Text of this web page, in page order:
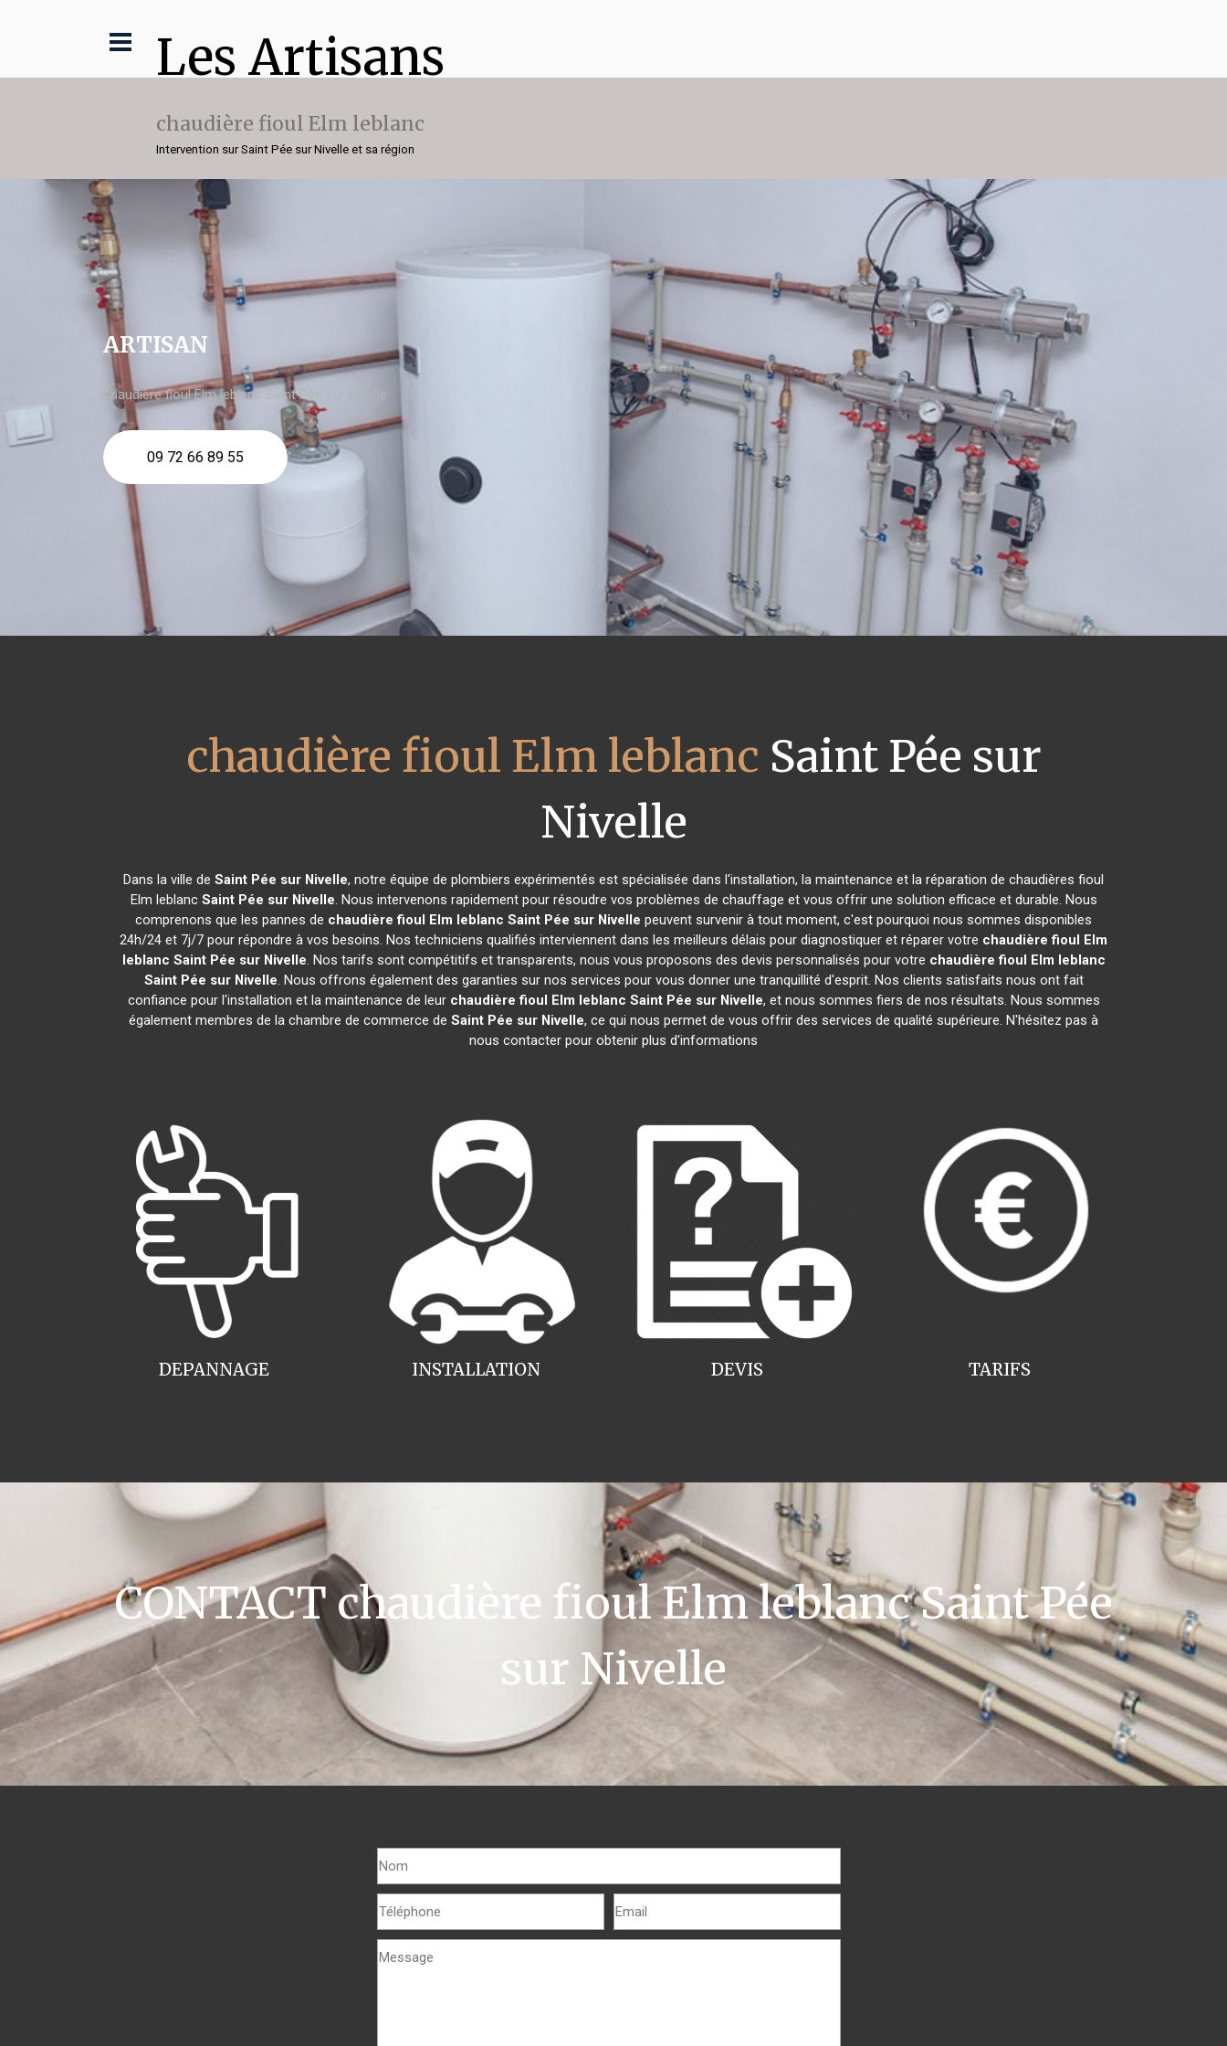
Les Artisans
chaudière fioul Elm leblanc
Intervention sur Saint Pée sur Nivelle et sa région
ARTISAN
chaudière fioul Elm leblanc Saint Pée sur Nivelle
09 72 66 89 55
chaudière fioul Elm leblanc Saint Pée sur
Nivelle
Dans la ville de Saint Pée sur Nivelle, notre équipe de plombiers expérimentés est spécialisée dans l'installation, la maintenance et la réparation de chaudières fioul
Elm leblanc Saint Pée sur Nivelle. Nous intervenons rapidement pour résoudre vos problèmes de chauffage et vous offrir une solution efficace et durable. Nous
comprenons que les pannes de chaudière fioul Elm leblanc Saint Pée sur Nivelle peuvent survenir à tout moment, c'est pourquoi nous sommes disponibles
24h/24 et 7j/7 pour répondre à vos besoins. Nos techniciens qualifiés interviennent dans les meilleurs délais pour diagnostiquer et réparer votre chaudière fioul Elm
leblanc Saint Pée sur Nivelle. Nos tarifs sont compétitifs et transparents, nous vous proposons des devis personnalisés pour votre chaudière fioul Elm leblanc
Saint Pée sur Nivelle. Nous offrons également des garanties sur nos services pour vous donner une tranquillité d'esprit. Nos clients satisfaits nous ont fait
confiance pour l'installation et la maintenance de leur chaudière fioul Elm leblanc Saint Pée sur Nivelle, et nous sommes fiers de nos résultats. Nous sommes
également membres de la chambre de commerce de Saint Pée sur Nivelle, ce qui nous permet de vous offrir des services de qualité supérieure. N'hésitez pas à
nous contacter pour obtenir plus d'informations
INSTALLATION
DEPANNAGE TARIFS
DEVIS
CONTACT chaudière fioul Elm leblanc Saint Pée
sur Nivelle